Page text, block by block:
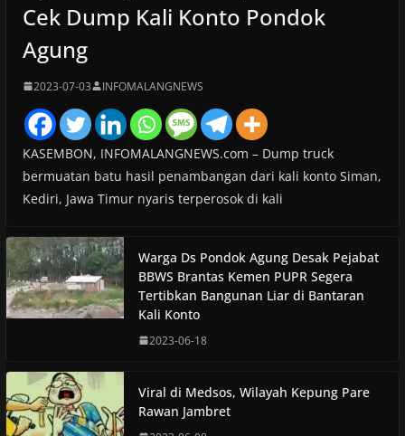
Cek Dump Kali Konto Pondok
Agung
2023-07-03 INFOMALANGNEWS
KASEMBON, INFOMALANGNEWS.com – Dump truck
bermuatan batu hasil penambangan dari kali konto Siman,
Kediri, Jawa Timur nyaris terperosok di kali
Warga Ds Pondok Agung Desak Pejabat
BBWS Brantas Kemen PUPR Segera
Tertibkan Bangunan Liar di Bantaran
Kali Konto
2023-06-18
Viral di Medsos, Wilayah Kepung Pare
Rawan Jambret